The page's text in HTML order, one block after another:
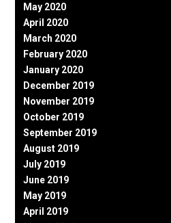
May 2020
April 2020
March 2020
February 2020
January 2020
December 2019
November 2019
October 2019
September 2019
August 2019
July 2019
June 2019
May 2019
April 2019